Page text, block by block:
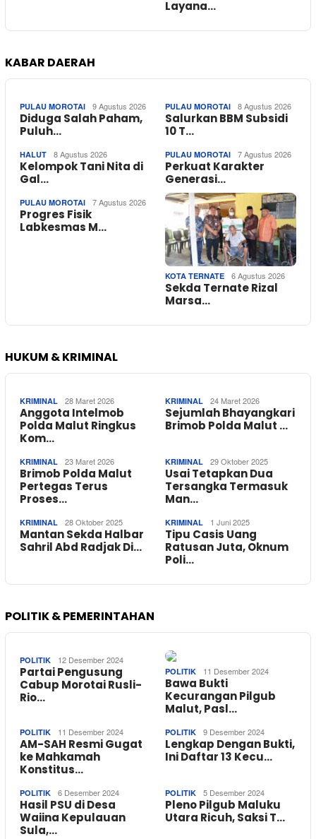
Layana…
KABAR DAERAH
PULAU MOROTAI 9 Agustus 2026
Diduga Salah Paham,
Puluh…
PULAU MOROTAI 8 Agustus 2026
Salurkan BBM Subsidi
10 T…
HALUT 8 Agustus 2026
Kelompok Tani Nita di
Gal…
PULAU MOROTAI 7 Agustus 2026
Perkuat Karakter
Generasi…
PULAU MOROTAI 7 Agustus 2026
Progres Fisik
Labkesmas M…
KOTA TERNATE 6 Agustus 2026
Sekda Ternate Rizal
Marsa…
HUKUM & KRIMINAL
KRIMINAL 28 Maret 2026
Anggota Intelmob
Polda Malut Ringkus
Kom…
KRIMINAL 24 Maret 2026
Sejumlah Bhayangkari
Brimob Polda Malut …
KRIMINAL 23 Maret 2026
Brimob Polda Malut
Pertegas Terus
Proses…
KRIMINAL 29 Oktober 2025
Usai Tetapkan Dua
Tersangka Termasuk
Man…
KRIMINAL 28 Oktober 2025
Mantan Sekda Halbar
Sahril Abd Radjak Di…
KRIMINAL 1 Juni 2025
Tipu Casis Uang
Ratusan Juta, Oknum
Poli…
POLITIK & PEMERINTAHAN
POLITIK 12 Desember 2024
Partai Pengusung
Cabup Morotai Rusli-
Rio…
POLITIK 11 Desember 2024
Bawa Bukti
Kecurangan Pilgub
Malut, Pasl…
POLITIK 11 Desember 2024
AM-SAH Resmi Gugat
ke Mahkamah
Konstitus…
POLITIK 9 Desember 2024
Lengkap Dengan Bukti,
Ini Daftar 13 Kecu…
POLITIK 6 Desember 2024
Hasil PSU di Desa
Waiina Kepulauan
Sula,…
POLITIK 5 Desember 2024
Pleno Pilgub Maluku
Utara Ricuh, Saksi T…